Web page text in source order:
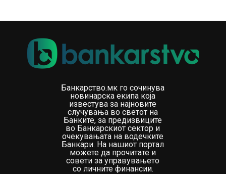
Банкарство.мк го сочинува
новинарска екипа која
известува за најновите
случувања во светот на
Банките, за предизвиците
во Банкарскиот сектор и
очекувањата на водечките
Банкари. На нашиот портал
можете да прочитате и
совети за управувањето
со личните финансии.